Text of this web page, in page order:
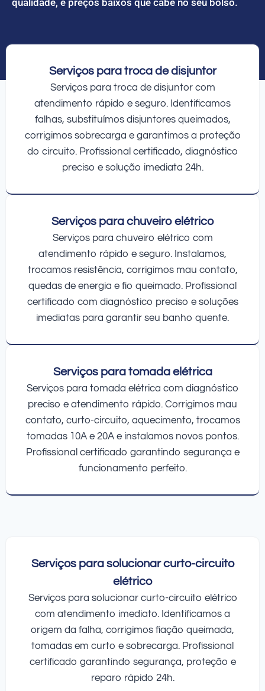
Serviços para troca de disjuntor
Serviços para troca de disjuntor com
atendimento rápido e seguro. Identificamos
falhas, substituímos disjuntores queimados,
corrigimos sobrecarga e garantimos a proteção
do circuito. Profissional certificado, diagnóstico
preciso e solução imediata 24h.
Serviços para chuveiro elétrico
Serviços para chuveiro elétrico com
atendimento rápido e seguro. Instalamos,
trocamos resistência, corrigimos mau contato,
quedas de energia e fio queimado. Profissional
certificado com diagnóstico preciso e soluções
imediatas para garantir seu banho quente.
Serviços para tomada elétrica
Serviços para tomada elétrica com diagnóstico
preciso e atendimento rápido. Corrigimos mau
contato, curto-circuito, aquecimento, trocamos
tomadas 10A e 20A e instalamos novos pontos.
Profissional certificado garantindo segurança e
funcionamento perfeito.
Serviços para solucionar curto-circuito
elétrico
Serviços para solucionar curto-circuito elétrico
com atendimento imediato. Identificamos a
origem da falha, corrigimos fiação queimada,
tomadas em curto e sobrecarga. Profissional
certificado garantindo segurança, proteção e
reparo rápido 24h.